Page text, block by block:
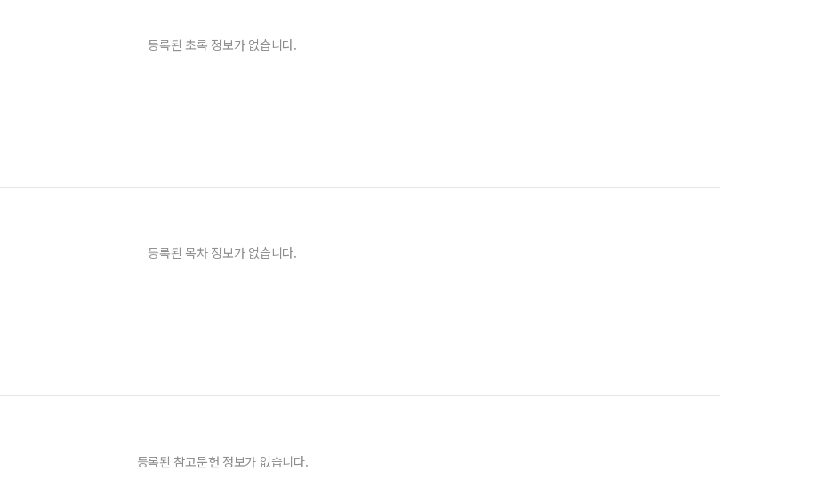
등록된 초록 정보가 없습니다.
등록된 목차 정보가 없습니다.
등록된 참고문헌 정보가 없습니다.